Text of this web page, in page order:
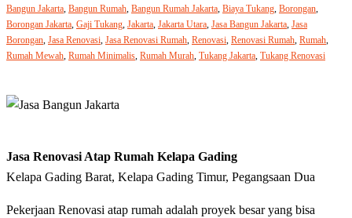
Bangun Jakarta, Bangun Rumah, Bangun Rumah Jakarta, Biaya Tukang, Borongan,
Borongan Jakarta, Gaji Tukang, Jakarta, Jakarta Utara, Jasa Bangun Jakarta, Jasa
Borongan, Jasa Renovasi, Jasa Renovasi Rumah, Renovasi, Renovasi Rumah, Rumah,
Rumah Mewah, Rumah Minimalis, Rumah Murah, Tukang Jakarta, Tukang Renovasi
Jasa Renovasi Atap Rumah Kelapa Gading
Kelapa Gading Barat, Kelapa Gading Timur, Pegangsaan Dua
Pekerjaan Renovasi atap rumah adalah proyek besar yang bisa